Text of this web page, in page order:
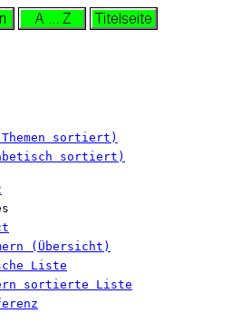
Themen sortiert)
sortiert)
(Übersicht)
Liste
sortierte Liste